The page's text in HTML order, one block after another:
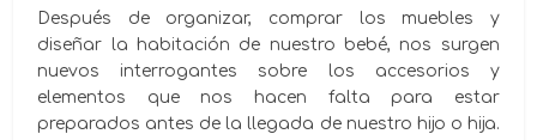
Después de organizar, comprar los muebles y
diseñar la habitación de nuestro bebé, nos surgen
nuevos interrogantes sobre los accesorios y
elementos que nos hacen falta para estar
preparados antes de la llegada de nuestro hijo o hija.